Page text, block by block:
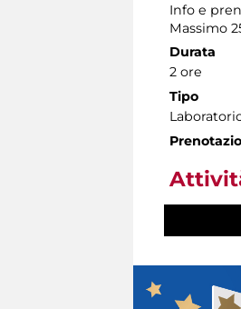
Info e
Massimo
Durata
2 ore
Tipo